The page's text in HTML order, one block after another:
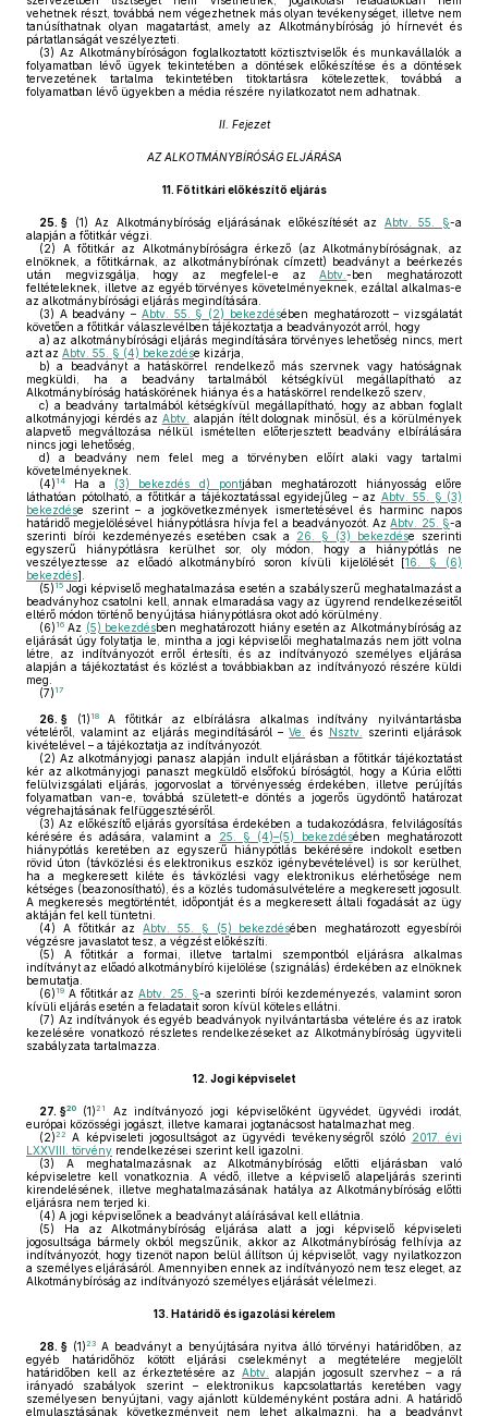
vehetnek részt, továbbá nem végezhetnek más olyan tevékenységet, illetve nem
tanúsíthatnak olyan magatartást, amely az Alkotmánybíróság jó hírnevét és
pártatlanságát veszélyezteti.
(3) Az Alkotmánybíróságon foglalkoztatott köztisztviselők és munkavállalók a
folyamatban lévő ügyek tekintetében a döntések előkészítése és a döntések
tervezetének tartalma tekintetében titoktartásra kötelezettek, továbbá a
folyamatban lévő ügyekben a média részére nyilatkozatot nem adhatnak.
II. Fejezet
AZ ALKOTMÁNYBÍRÓSÁG ELJÁRÁSA
11. Főtitkári előkészítő eljárás
25. § (1) Az Alkotmánybíróság eljárásának előkészítését az Abtv. 55. §-a
alapján a főtitkár végzi.
(2) A főtitkár az Alkotmánybíróságra érkező (az Alkotmánybíróságnak, az
elnöknek, a főtitkárnak, az alkotmánybírónak címzett) beadványt a beérkezés
után megvizsgálja, hogy az megfelel-e azAbtv.-ben meghatározott
feltételeknek, illetve az egyéb törvényes követelményeknek, ezáltal alkalmas-e
az alkotmánybírósági eljárás megindítására.
(3) A beadvány – Abtv. 55. § (2) bekezdésében meghatározott – vizsgálatát
követően a főtitkár válaszlevélben tájékoztatja a beadványozót arról, hogy
a) az alkotmánybírósági eljárás megindítására törvényes lehetőség nincs, mert
azt az Abtv. 55. § (4) bekezdése kizárja,
b) a beadványt a hatáskörrel rendelkező más szervnek vagy hatóságnak
megküldi, ha a beadvány tartalmából kétségkívül megállapítható az
Alkotmánybíróság hatáskörének hiánya és a hatáskörrel rendelkező szerv,
c) a beadvány tartalmából kétségkívül megállapítható, hogy az abban foglalt
alkotmányjogi kérdés az Abtv. alapján ítélt dolognak minősül, és a körülmények
alapvető megváltozása nélkül ismételten előterjesztett beadvány elbírálására
nincs jogi lehetőség,
d) a beadvány nem felel meg a törvényben előírt alaki vagy tartalmi
követelményeknek.
(4) 14 Ha a (3) bekezdés d) pontjában meghatározott hiányosság előre
láthatóan pótolható, a főtitkár a tájékoztatással egyidejűleg – az Abtv. 55. § (3)
bekezdése szerint – a jogkövetkezmények ismertetésével és harminc napos
határidő megjelölésével hiánypótlásra hívja fel a beadványozót. AzAbtv. 25. §-a
szerinti bírói kezdeményezés esetében csak a 26. § (3) bekezdése szerinti
egyszerű hiánypótlásra kerülhet sor, oly módon, hogy a hiánypótlás ne
veszélyeztesse az előadó alkotmánybíró soron kívüli kijelölését [16. § (6)
bekezdés].
(5) 15 Jogi képviselő meghatalmazása esetén a szabályszerű meghatalmazást a
beadványhoz csatolni kell, annak elmaradása vagy az ügyrend rendelkezéseitől
eltérő módon történő benyújtása hiánypótlásra okot adó körülmény.
(6) 16 Az (5) bekezdésben meghatározott hiány esetén az Alkotmánybíróság az
eljárását úgy folytatja le, mintha a jogi képviselői meghatalmazás nem jött volna
létre, az indítványozót erről értesíti, és az indítványozó személyes eljárása
alapján a tájékoztatást és közlést a továbbiakban az indítványozó részére küldi
meg.
(7) 17
26. § (1) 18A főtitkár az elbírálásra alkalmas indítvány nyilvántartásba
vételéről, valamint az eljárás megindításáról –Ve. és Nsztv.
szerinti eljárások
kivételével – a tájékoztatja az indítványozót.
(2) Az alkotmányjogi panasz alapján indult eljárásban a főtitkár tájékoztatást
kér az alkotmányjogi panaszt megküldő elsőfokú bíróságtól, hogy a Kúria előtti
felülvizsgálati eljárás, jogorvoslat a törvényesség érdekében, illetve perújítás
folyamatban van-e, továbbá született-e döntés a jogerős ügydöntő határozat
végrehajtásának felfüggesztéséről.
(3) Az előkészítő eljárás gyorsítása érdekében a tudakozódásra, felvilágosítás
kérésére és adására, valamint a
25. § (4)–(5) bekezdésében meghatározott
hiánypótlás keretében az egyszerű hiánypótlás bekérésére indokolt esetben
rövid úton (távközlési és elektronikus eszköz igénybevételével) is sor kerülhet,
ha a megkeresett kiléte és távközlési vagy elektronikus elérhetősége nem
kétséges (beazonosítható), és a közlés tudomásulvételére a megkeresett jogosult.
A megkeresés megtörténtét, időpontját és a megkeresett általi fogadását az ügy
aktáján fel kell tüntetni.
(4) A főtitkár azAbtv. 55. § (5) bekezdésében meghatározott egyesbírói
végzésre javaslatot tesz, a végzést előkészíti.
(5) A főtitkár a formai, illetve tartalmi szempontból eljárásra alkalmas
indítványt az előadó alkotmánybíró kijelölése (szignálás) érdekében az elnöknek
bemutatja.
(6) 19 A főtitkár azAbtv. 25. §-a szerinti bírói kezdeményezés, valamint soron
kívüli eljárás esetén a feladatait soron kívül köteles ellátni.
(7) Az indítványok és egyéb beadványok nyilvántartásba vételére és az iratok
kezelésére vonatkozó részletes rendelkezéseket az Alkotmánybíróság ügyviteli
szabályzata tartalmazza.
12. Jogi képviselet
27. §20 (1)21
Az indítványozó jogi képviselőként ügyvédet, ügyvédi irodát,
európai közösségi jogászt, illetve kamarai jogtanácsost hatalmazhat meg.
(2)22 A képviseleti jogosultságot az ügyvédi tevékenységről szóló 2017. évi
LXXVIII. törvény rendelkezései szerint kell igazolni.
(3) A meghatalmazásnak az Alkotmánybíróság előtti eljárásban való
képviseletre kell vonatkoznia. A védő, illetve a képviselő alapeljárás szerinti
kirendelésének, illetve meghatalmazásának hatálya az Alkotmánybíróság előtti
eljárásra nem terjed ki.
(4) A jogi képviselőnek a beadványt aláírásával kell ellátnia.
(5) Ha az Alkotmánybíróság eljárása alatt a jogi képviselő képviseleti
jogosultsága bármely okból megszűnik, akkor az Alkotmánybíróság felhívja az
indítványozót, hogy tizenöt napon belül állítson új képviselőt, vagy nyilatkozzon
a személyes eljárásáról. Amennyiben ennek az indítványozó nem tesz eleget, az
Alkotmánybíróság az indítványozó személyes eljárását vélelmezi.
13. Határidő és igazolási kérelem
28. § (1)23A beadványt a benyújtására nyitva álló törvényi határidőben, az
egyéb határidőhöz kötött eljárási cselekményt a megtételére megjelölt
határidőben kell az érkeztetésére az Abtv.
alapján jogosult szervhez – a rá
irányadó szabályok szerint – elektronikus kapcsolattartás keretében vagy
személyesen benyújtani, vagy ajánlott küldeményként postára adni. A határidő
elmulasztásának következményeit nem lehet alkalmazni, ha a beadványt